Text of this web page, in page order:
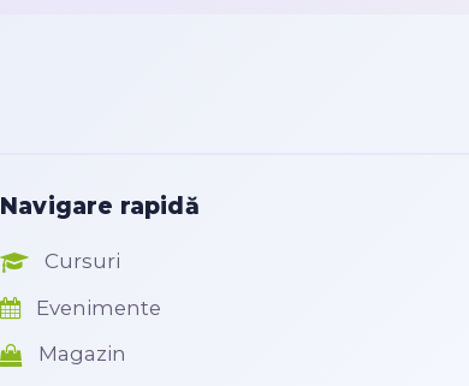
Navigare rapidă
Cursuri
Evenimente
Magazin